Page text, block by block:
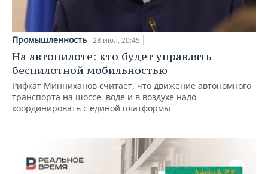
Промышленность 28 июл, 20:45
На автопилоте: кто будет управлять
беспилотной мобильностью
Рифкат Минниханов считает, что движение автономного
транспорта на шоссе, воде и в воздухе надо
координировать с единой платформы